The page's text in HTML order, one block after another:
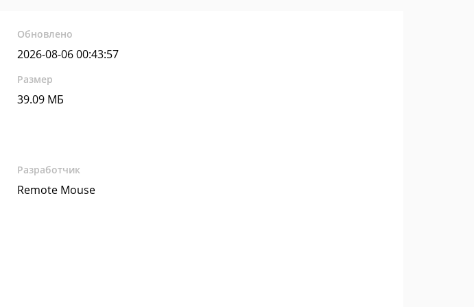
Обновлено
2026-08-06 00:43:57
Размер
39.09 МБ
Разработчик
Remote Mouse